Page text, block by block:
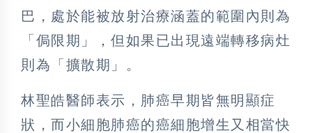
巴，處於能被放射治療涵蓋的範圍內則為
「侷限期」，但如果已出現遠端轉移病灶
則為「擴散期」。
林聖皓醫師表示，肺癌早期皆無明顯症
狀，而小細胞肺癌的癌細胞增生又相當快